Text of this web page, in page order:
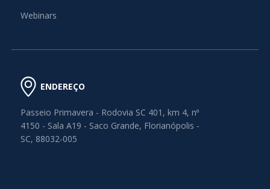
Webinars
ENDEREÇO
Passeio Primavera - Rodovia SC 401, km 4, nº
4150 - Sala A19 - Saco Grande, Florianópolis -
SC, 88032-005